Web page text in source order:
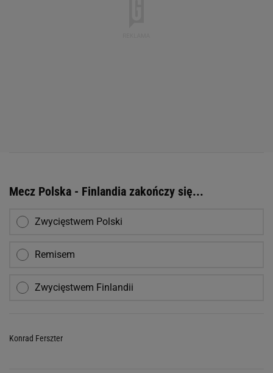
Mecz Polska - Finlandia zakończy się...
Zwycięstwem Polski
Remisem
Zwycięstwem Finlandii
Konrad Ferszter